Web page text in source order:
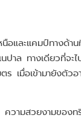
นือและแคมป์ทางด้
าล ทางเดียวที่จะไ
เมื่อเข้ามายังตัวอ
ความสวยงามขอ